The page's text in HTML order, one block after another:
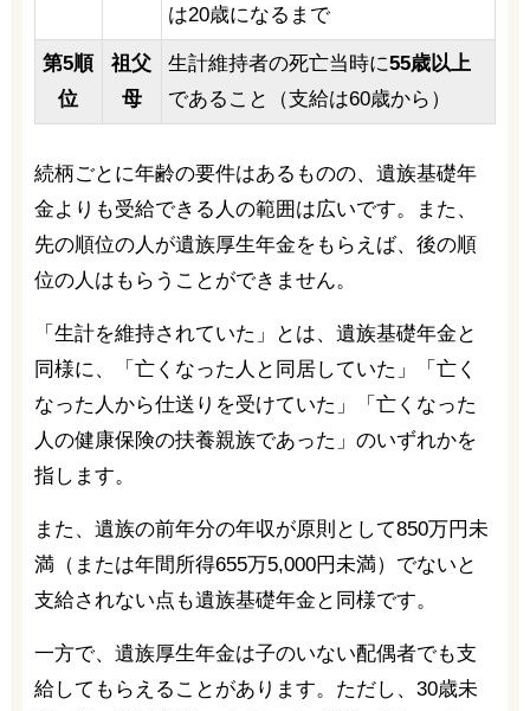
は20歳になるまで
第5順
位
祖父
母
生計維持者の死亡当時に55歳以上
であること（支給は60歳から）
続柄ごとに年齢の要件はあるものの、遺族基礎年
金よりも受給できる人の範囲は広いです。また、
先の順位の人が遺族厚生年金をもらえば、後の順
位の人はもらうことができません。
「生計を維持されていた」とは、遺族基礎年金と
同様に、「亡くなった人と同居していた」「亡く
なった人から仕送りを受けていた」「亡くなった
人の健康保険の扶養親族であった」のいずれかを
指します。
また、遺族の前年分の年収が原則として850万円未
満（または年間所得655万5,000円未満）でないと
支給されない点も遺族基礎年金と同様です。
一方で、遺族厚生年金は子のいない配偶者でも支
給してもらえることがあります。ただし、30歳未